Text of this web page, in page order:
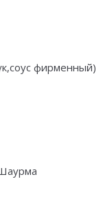
фирменный)